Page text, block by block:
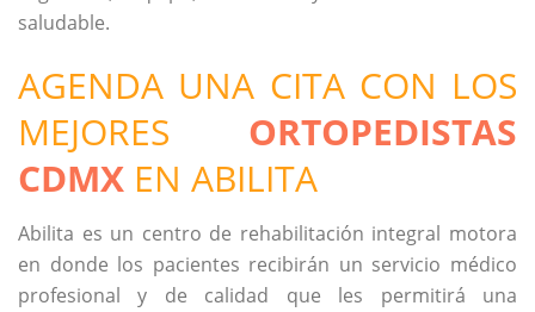
saludable.
AGENDA UNA CITA CON LOS
MEJORES ORTOPEDISTAS
CDMX EN ABILITA
Abilita es un centro de rehabilitación integral motora
en donde los pacientes recibirán un servicio médico
profesional y de calidad que les permitirá una